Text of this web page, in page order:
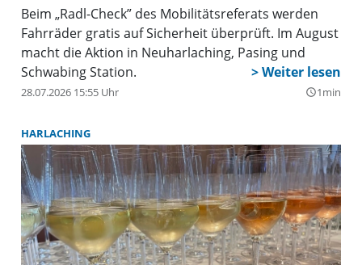
Beim „Radl-Check” des Mobilitätsreferats werden
Fahrräder gratis auf Sicherheit überprüft. Im August
macht die Aktion in Neuharlaching, Pasing und
Schwabing Station.
28.07.2026 15:55 Uhr query_builder1min
HARLACHING